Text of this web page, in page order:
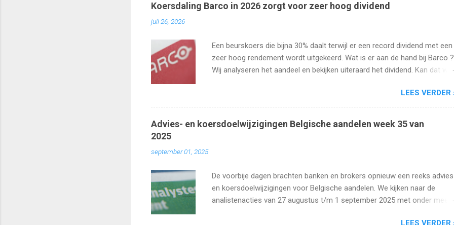
Koersdaling Barco in 2026 zorgt voor zeer hoog dividend
juli 26, 2026
Een beurskoers die bijna 30% daalt terwijl er een record dividend met een
zeer hoog rendement wordt uitgekeerd. Wat is er aan de hand bij Barco ?
Wij analyseren het aandeel en bekijken uiteraard het dividend. Kan dat wel
LEES VERDER
Advies- en koersdoelwijzigingen Belgische aandelen week 35 van
2025
september 01, 2025
De voorbije dagen brachten banken en brokers opnieuw een reeks
en koersdoelwijzigingen voor Belgische aandelen. We kijken naar de
analistenacties van 27 augustus t/m 1 september 2025 met onder meer
LEES VERDER